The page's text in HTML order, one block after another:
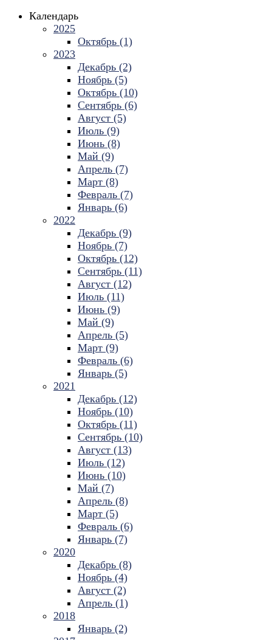
Календарь
2025
Октябрь (1)
2023
Декабрь (2)
Ноябрь (5)
Октябрь (10)
Сентябрь (6)
Август (5)
Июль (9)
Июнь (8)
Май (9)
Апрель (7)
Март (8)
Февраль (7)
Январь (6)
2022
Декабрь (9)
Ноябрь (7)
Октябрь (12)
Сентябрь (11)
Август (12)
Июль (11)
Июнь (9)
Май (9)
Апрель (5)
Март (9)
Февраль (6)
Январь (5)
2021
Декабрь (12)
Ноябрь (10)
Октябрь (11)
Сентябрь (10)
Август (13)
Июль (12)
Июнь (10)
Май (7)
Апрель (8)
Март (5)
Февраль (6)
Январь (7)
2020
Декабрь (8)
Ноябрь (4)
Август (2)
Апрель (1)
2018
Январь (2)